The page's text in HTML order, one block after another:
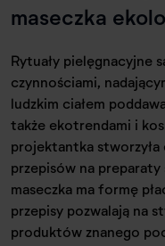
maseczka
Rytuały pielęgnacyjne
czynnościami,
ludzkim ciałem
także ekotrendami i
projektantka stworzyła
przepisów na preparaty
maseczka ma formę
przepisy pozwalają na
produktów znanego